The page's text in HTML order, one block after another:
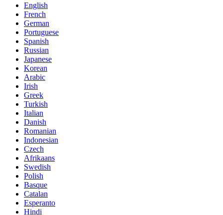
English
French
German
Portuguese
Spanish
Russian
Japanese
Korean
Arabic
Irish
Greek
Turkish
Italian
Danish
Romanian
Indonesian
Czech
Afrikaans
Swedish
Polish
Basque
Catalan
Esperanto
Hindi